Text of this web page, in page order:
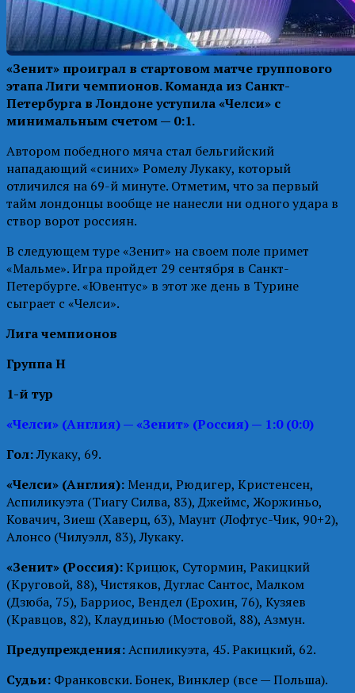
«Зенит» проиграл в стартовом матче группового
этапа Лиги чемпионов. Команда из Санкт-
Петербурга в Лондоне уступила «Челси» с
минимальным счетом — 0:1.
Автором победного мяча стал бельгийский
нападающий «синих» Ромелу Лукаку, который
отличился на 69-й минуте. Отметим, что за первый
тайм лондонцы вообще не нанесли ни одного удара в
створ ворот россиян.
В следующем туре «Зенит» на своем поле примет
«Мальме». Игра пройдет 29 сентября в Санкт-
Петербурге. «Ювентус» в этот же день в Турине
сыграет с «Челси».
Лига чемпионов
Группа H
1-й тур
«Челси» (Англия) — «Зенит» (Россия) — 1:0 (0:0)
Гол:Лукаку, 69.
«Челси» (Англия): Менди, Рюдигер, Кристенсен,
Аспиликуэта (Тиагу Силва, 83), Джеймс, Жоржиньо,
Ковачич, Зиеш (Хаверц, 63), Маунт (Лофтус-Чик, 90+2),
Алонсо (Чилуэлл, 83), Лукаку.
«Зенит» (Россия):Крицюк, Сутормин, Ракицкий
(Круговой, 88), Чистяков, Дуглас Сантос, Малком
(Дзюба, 75), Барриос, Вендел (Ерохин, 76), Кузяев
(Кравцов, 82), Клаудинью (Мостовой, 88), Азмун.
Предупреждения:Аспиликуэта, 45. Ракицкий, 62.
Судьи: Франковски. Бонек, Винклер (все — Польша).